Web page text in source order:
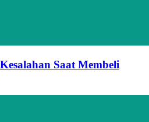
Saat Membeli